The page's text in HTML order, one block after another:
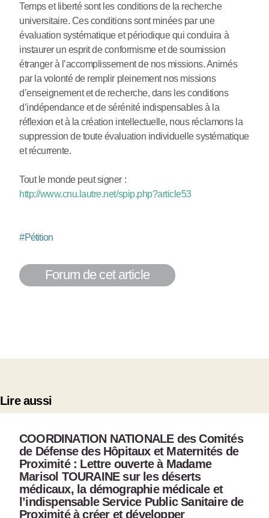
Temps et liberté sont les conditions de la recherche
universitaire. Ces conditions sont minées par une
évaluation systématique et périodique qui conduira à
instaurer un esprit de conformisme et de soumission
étranger à l’accomplissement de nos missions. Animés
par la volonté de remplir pleinement nos missions
d’enseignement et de recherche, dans les conditions
d’indépendance et de sérénité indispensables à la
réflexion et à la création intellectuelle, nous réclamons la
suppression de toute évaluation individuelle systématique
et récurrente.
Tout le monde peut signer :
http://www.cnu.lautre.net/spip.php?article53
#Pétition
Forum de cet article
Lire aussi
COORDINATION NATIONALE des Comités
de Défense des Hôpitaux et Maternités de
Proximité : Lettre ouverte à Madame
Marisol TOURAINE sur les déserts
médicaux, la démographie médicale et
l’indispensable Service Public Sanitaire de
Proximité à créer et développer